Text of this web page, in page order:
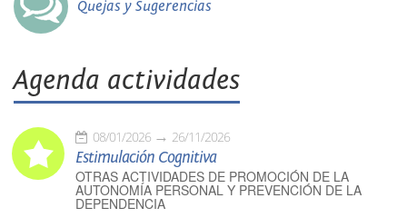
Quejas y Sugerencias
Agenda actividades
08/01/2026 26/11/2026
Estimulación Cognitiva
OTRAS ACTIVIDADES DE PROMOCIÓN DE LA
AUTONOMÍA PERSONAL Y PREVENCIÓN DE LA
DEPENDENCIA